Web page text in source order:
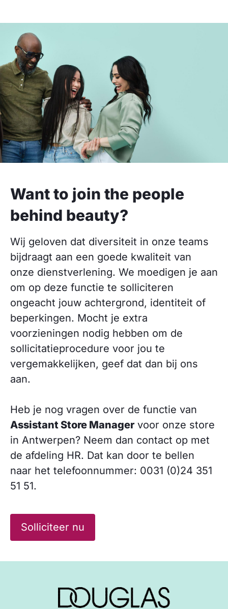
Want to join the people
behind beauty?
Wij geloven dat diversiteit in onze teams
bijdraagt aan een goede kwaliteit van
onze dienstverlening. We moedigen je aan
om op deze functie te solliciteren
ongeacht jouw achtergrond, identiteit of
beperkingen. Mocht je extra
voorzieningen nodig hebben om de
sollicitatieprocedure voor jou te
vergemakkelijken, geef dat dan bij ons
aan.
Heb je nog vragen over de functie van
Assistant Store Manager voor onze store
in Antwerpen? Neem dan contact op met
de afdeling HR. Dat kan door te bellen
naar het telefoonnummer: 0031 (0)24 351
51 51.
Solliciteer nu